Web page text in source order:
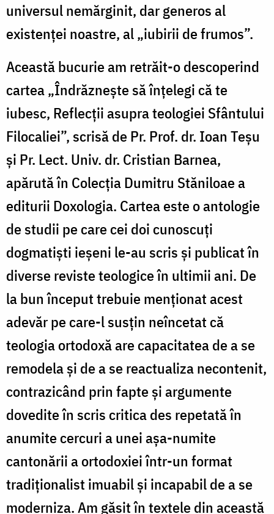
universul nemărginit, dar generos al
existenței noastre, al „iubirii de frumos”.
Această bucurie am retrăit-o descoperind
cartea „Îndrăznește să înțelegi că te
iubesc, Reflecții asupra teologiei Sfântului
Filocaliei”, scrisă de Pr. Prof. dr. Ioan Teșu
și Pr. Lect. Univ. dr. Cristian Barnea,
apărută în Colecția Dumitru Stăniloae a
editurii Doxologia. Cartea este o antologie
de studii pe care cei doi cunoscuți
dogmatiști ieșeni le-au scris și publicat în
diverse reviste teologice în ultimii ani. De
la bun început trebuie menționat acest
adevăr pe care-l susțin neîncetat că
teologia ortodoxă are capacitatea de a se
remodela și de a se reactualiza necontenit,
contrazicând prin fapte și argumente
dovedite în scris critica des repetată în
anumite cercuri a unei așa-numite
cantonării a ortodoxiei într-un format
tradiționalist imuabil și incapabil de a se
moderniza. Am găsit în textele din această